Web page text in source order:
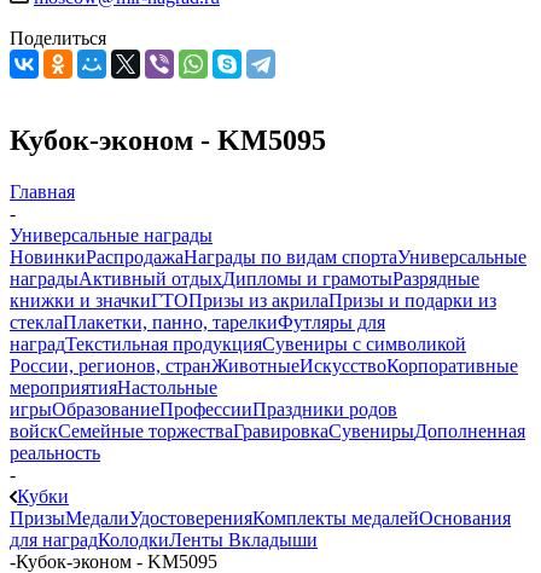
Поделиться
Кубок-эконом - KM5095
Главная
-
Универсальные награды
НовинкиРаспродажаНаграды по видам спортаУниверсальные
наградыАктивный отдыхДипломы и грамотыРазрядные
книжки и значкиГТОПризы из акрилаПризы и подарки из
стеклаПлакетки, панно, тарелкиФутляры для
наградТекстильная продукцияСувениры с символикой
России, регионов, странЖивотныеИскусствоКорпоративные
мероприятияНастольные
игрыОбразованиеПрофессииПраздники родов
войскСемейные торжестваГравировкаСувенирыДополненная
реальность
-
Кубки
ПризыМедалиУдостоверенияКомплекты медалейОснования
для наградКолодкиЛенты Вкладыши
-Кубок-эконом - KM5095